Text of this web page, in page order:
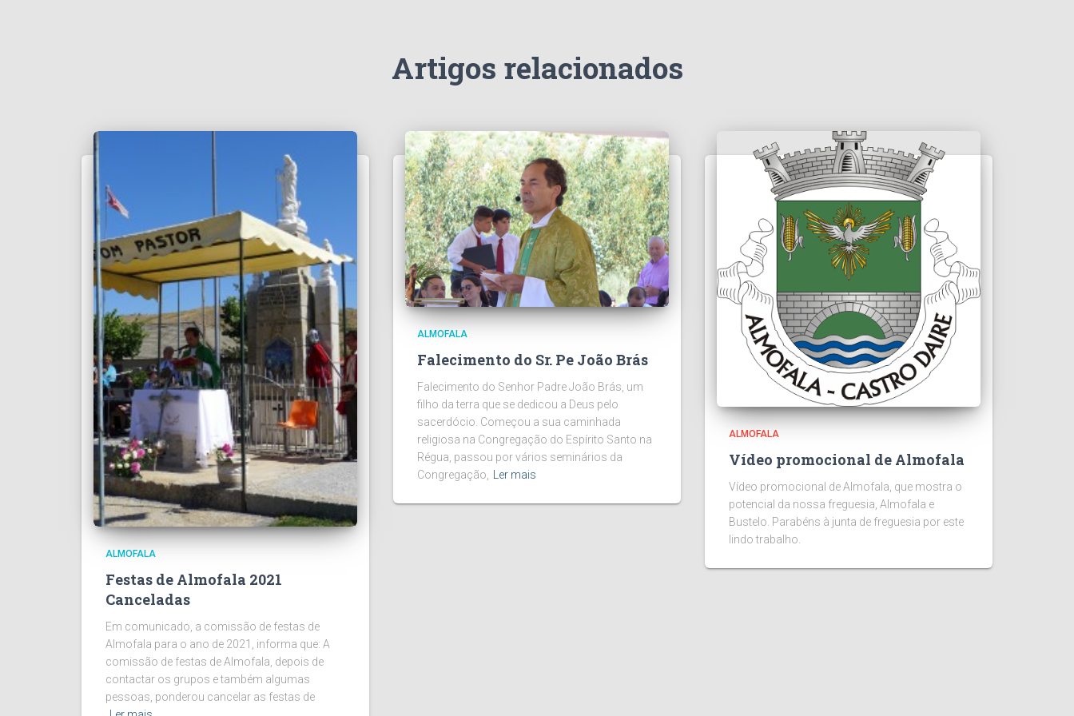
Artigos relacionados
ALMOFALA
Festas de Almofala 2021
Canceladas
Em comunicado, a comissão de festas de
Almofala para o ano de 2021, informa que: A
comissão de festas de Almofala, depois de
contactar os grupos e também algumas
pessoas, ponderou cancelar as festas de
ALMOFALA
Falecimento do Sr. Pe João Brás
Falecimento do Senhor Padre João Brás, um
filho da terra que se dedicou a Deus pelo
sacerdócio. Começou a sua caminhada
religiosa na Congregação do Espírito Santo na
Régua, passou por vários seminários da
Congregação,
Ler mais
ALMOFALA
Vídeo promocional de Almofala
Vídeo promocional de Almofala, que mostra o
potencial da nossa freguesia, Almofala e
Bustelo. Parabéns à junta de freguesia por este
lindo trabalho.